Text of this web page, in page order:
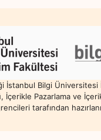
İstanbul Bilgi Üniversitesi
İçerikle Pazarlama ve
tarafından